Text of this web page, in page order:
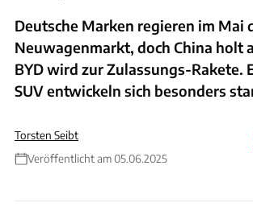
Deutsche Marken regieren im Mai
Neuwagenmarkt, doch China holt
BYD wird zur Zulassungs-Rakete.
SUV entwickeln sich besonders
Torsten Seibt
Veröffentlicht am 05.06.2025